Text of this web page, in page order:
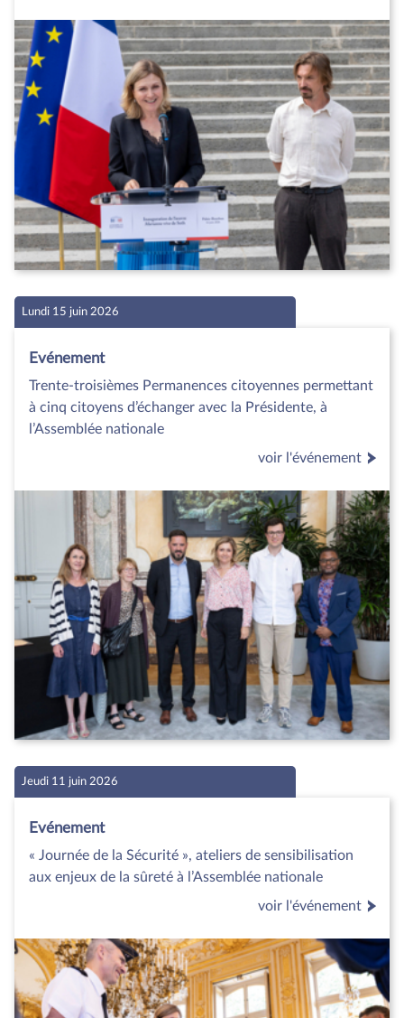
Lundi 15 juin 2026
Evénement
Trente-troisièmes Permanences citoyennes permettant
à cinq citoyens d’échanger avec la Présidente, à
l’Assemblée nationale
voir l'événement
Jeudi 11 juin 2026
Evénement
« Journée de la Sécurité », ateliers de sensibilisation
aux enjeux de la sûreté à l’Assemblée nationale
voir l'événement